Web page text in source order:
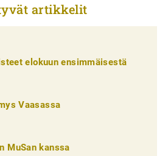
artikkelit
elokuun ensimmäisestä
Vaasassa
MuSan kanssa